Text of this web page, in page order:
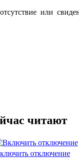
или
читают
отключение